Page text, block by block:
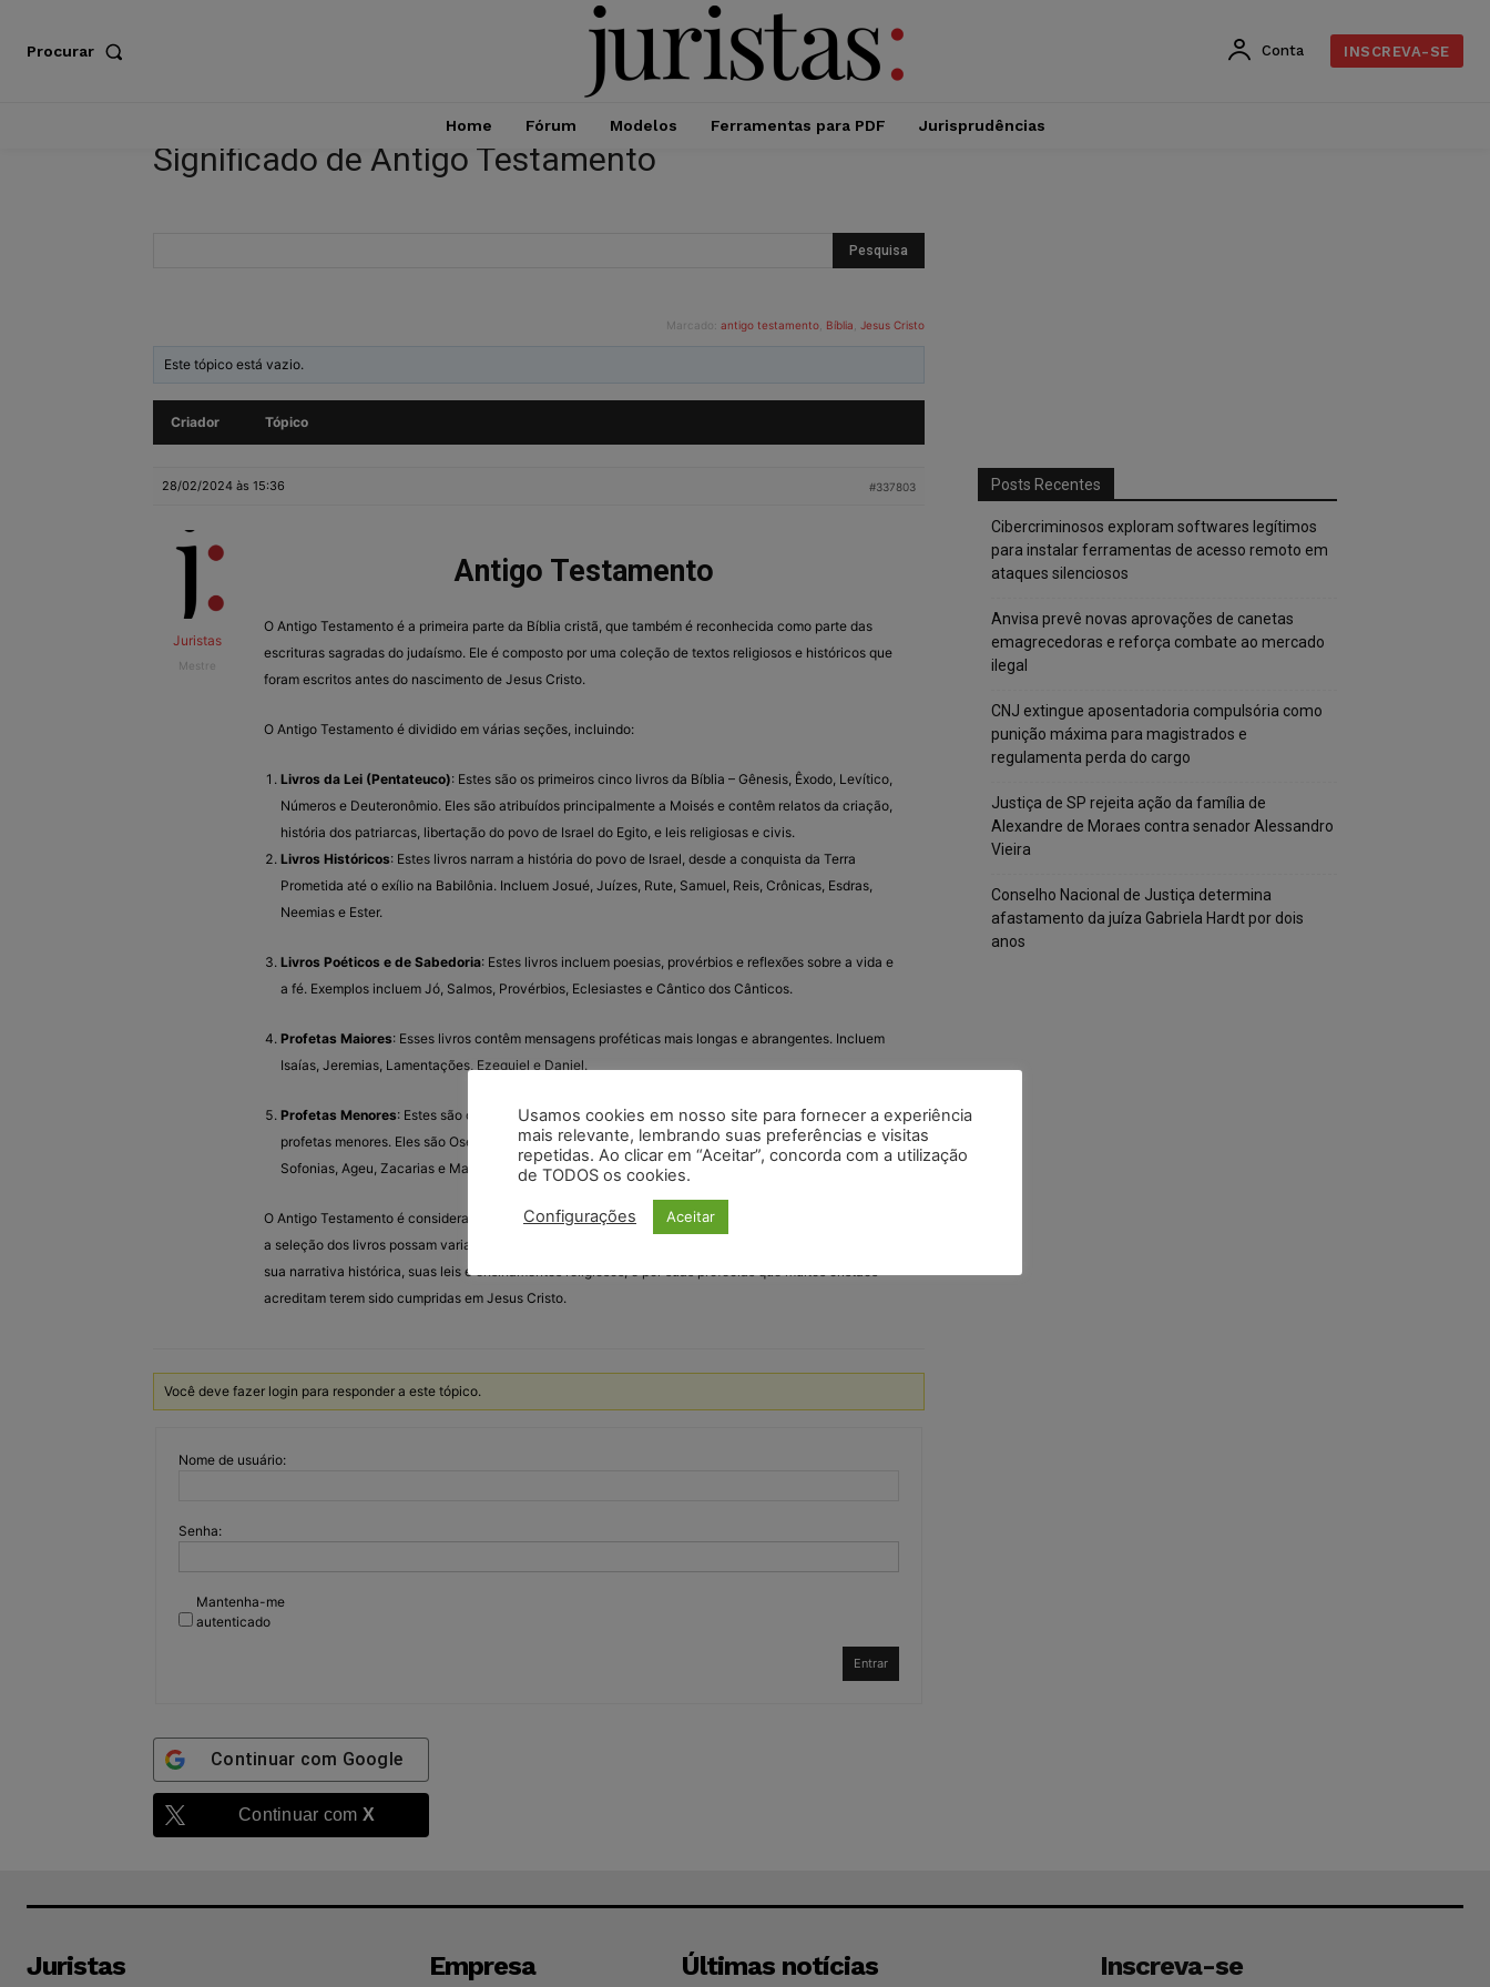
Procurar Conta INSCREVA-SE
Home Fórum Modelos Ferramentas para PDF Jurisprudências
Significado de Antigo Testamento
Marcado: antigo testamento Bíblia Jesus Cristo
Este tópico está vazio.
Criador Tópico
28/02/2024 às 15:36 #337803
Juristas
Mestre
Antigo Testamento
O Antigo Testamento é a primeira parte da Bíblia cristã, que também é reconhecida como parte das
escrituras sagradas do judaísmo. Ele é composto por uma coleção de textos religiosos e históricos que
foram escritos antes do nascimento de Jesus Cristo.
O Antigo Testamento é dividido em várias seções, incluindo:
Livros da Lei (Pentateuco): Estes são os primeiros cinco livros da Bíblia – Gênesis, Êxodo, Levítico,
Números e Deuteronômio. Eles são atribuídos principalmente a Moisés e contêm relatos da criação,
história dos patriarcas, libertação do povo de Israel do Egito, e leis religiosas e civis.
Livros Históricos: Estes livros narram a história do povo de Israel, desde a conquista da Terra
Prometida até o exílio na Babilônia. Incluem Josué, Juízes, Rute, Samuel, Reis, Crônicas, Esdras,
Neemias e Ester.
Livros Poéticos e de Sabedoria: Estes livros incluem poesias, provérbios e reflexões sobre a vida e
a fé. Exemplos incluem Jó, Salmos, Provérbios, Eclesiastes e Cântico dos Cânticos.
Profetas Maiores: Esses livros contêm mensagens proféticas mais longas e abrangentes. Incluem
Isaías, Jeremias, Lamentações, Ezequiel e Daniel.
Profetas Menores: Estes são os livros proféticos mais curtos, que contêm mensagens de vários
profetas menores. Eles são Oséias, Joel, Amós, Obadias, Jonas, Miquéias, Naum, Habacuque,
Sofonias, Ageu, Zacarias e Malaquias.
O Antigo Testamento é considerado sagrado tanto pelos judeus quanto pelos cristãos, embora a ordem e
a seleção dos livros possam variar ligeiramente entre as tradições judaicas e cristãs. Ele é valorizado por
sua narrativa histórica, suas leis e ensinamentos religiosos, e por suas profecias que muitos cristãos
acreditam terem sido cumpridas em Jesus Cristo.
Você deve fazer login para responder a este tópico.
Nome de usuário:
Senha:
Mantenha-me
autenticado
Entrar
Continuar com Google
Continuar com X
Posts Recentes
Cibercriminosos exploram softwares legítimos
para instalar ferramentas de acesso remoto em
ataques silenciosos
Anvisa prevê novas aprovações de canetas
emagrecedoras e reforça combate ao mercado
ilegal
CNJ extingue aposentadoria compulsória como
punição máxima para magistrados e
regulamenta perda do cargo
Justiça de SP rejeita ação da família de
Alexandre de Moraes contra senador Alessandro
Vieira
Conselho Nacional de Justiça determina
afastamento da juíza Gabriela Hardt por dois
anos
Juristas Empresa Últimas notícias Inscreva-se
Usamos cookies em nosso site para fornecer a experiência
mais relevante, lembrando suas preferências e visitas
repetidas. Ao clicar em “Aceitar”, concorda com a utilização
de TODOS os cookies.
Configurações Aceitar